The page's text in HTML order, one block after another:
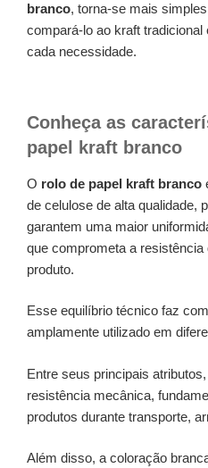
branco, torna-se mais
compará-lo ao kraft tradicional
cada necessidade.
Conheça as
papel kraft branco
O rolo de papel kraft branco
de celulose de alta qualidade,
garantem uma maior
que comprometa a
produto.
Esse equilíbrio técnico faz
amplamente utilizado em
Entre seus principais
resistência mecânica,
produtos durante transporte,
Além disso, a coloração